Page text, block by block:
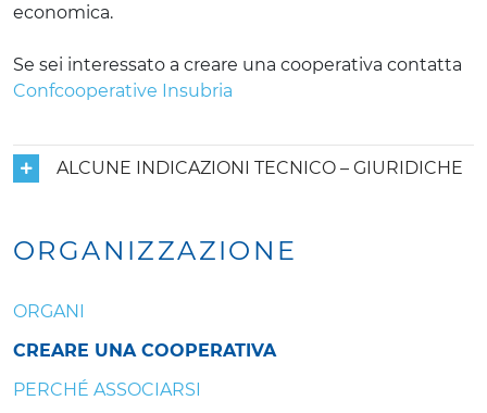
economica.
Se sei interessato a creare una cooperativa contatta
Confcooperative Insubria
ALCUNE INDICAZIONI TECNICO – GIURIDICHE
ORGANIZZAZIONE
ORGANI
CREARE UNA COOPERATIVA
PERCHÉ ASSOCIARSI